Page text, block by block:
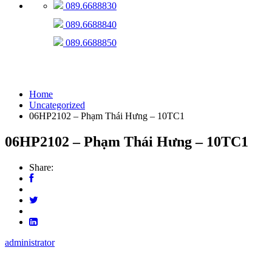
089.6688830
089.6688840
089.6688850
Home
Uncategorized
06HP2102 – Phạm Thái Hưng – 10TC1
06HP2102 – Phạm Thái Hưng – 10TC1
Share:
administrator